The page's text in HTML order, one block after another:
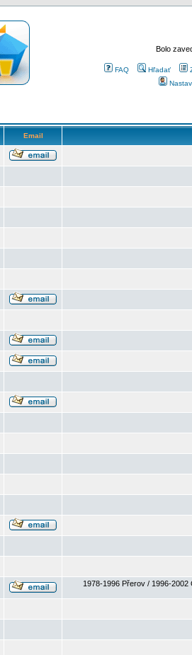
Bolo
FAQ Hľadať
Email
1978-1996 Přerov / 1996-2002